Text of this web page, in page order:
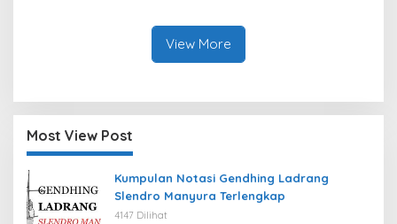
View More
Most View Post
Kumpulan Notasi Gendhing Ladrang
Slendro Manyura Terlengkap
4147 Dilihat